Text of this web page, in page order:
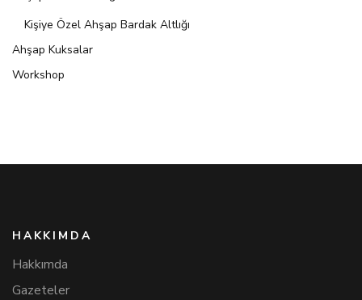
Kişiye Özel Ahşap Bardak Altlığı
Ahşap Kuksalar
Workshop
HAKKIMDA
Hakkımda
Gazeteler